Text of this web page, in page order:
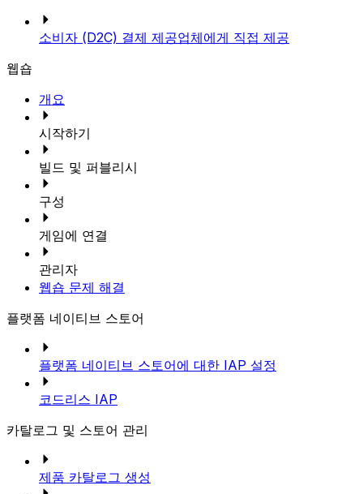
소비자 (D2C) 결제 제공업체에게 직접 제공
웹숍
개요
시작하기
빌드 및 퍼블리시
구성
게임에 연결
관리자
웹숍 문제 해결
플랫폼 네이티브 스토어
플랫폼 네이티브 스토어에 대한 IAP 설정
코드리스 IAP
카탈로그 및 스토어 관리
제품 카탈로그 생성